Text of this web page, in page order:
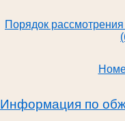
Порядок
Информация по